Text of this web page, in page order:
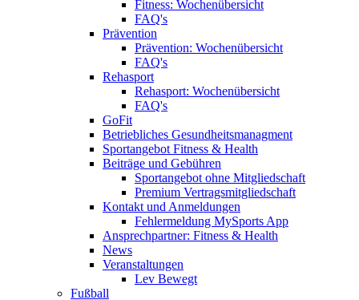
Fitness: Wochenübersicht
FAQ's
Prävention
Prävention: Wochenübersicht
FAQ's
Rehasport
Rehasport: Wochenübersicht
FAQ's
GoFit
Betriebliches Gesundheitsmanagment
Sportangebot Fitness & Health
Beiträge und Gebühren
Sportangebot ohne Mitgliedschaft
Premium Vertragsmitgliedschaft
Kontakt und Anmeldungen
Fehlermeldung MySports App
Ansprechpartner: Fitness & Health
News
Veranstaltungen
Lev Bewegt
Fußball